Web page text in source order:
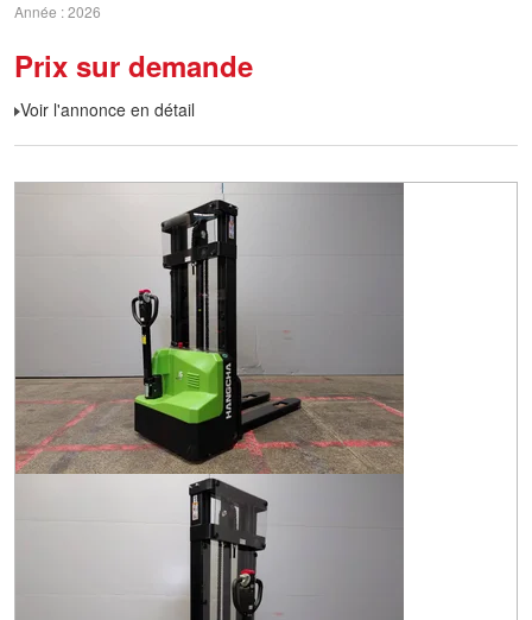
Année 2026
Prix sur demande
Voir l'annonce en détail